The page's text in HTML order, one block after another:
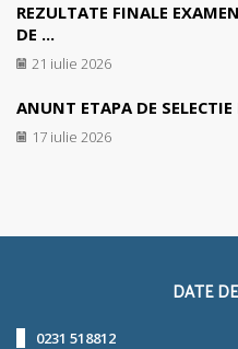
REZULTATE FINALE
DE ...
21 iulie 2026
ANUNT ETAPA DE
17 iulie 2026
DATE
0231 518812